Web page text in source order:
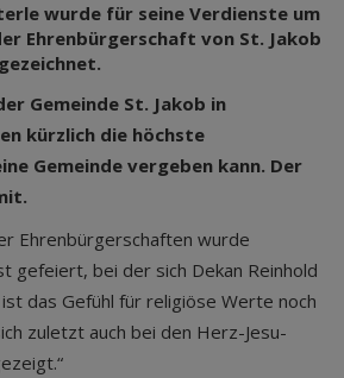
wurde für seine Verdienste um
Ehrenbürgerschaft von St. Jakob
Gemeinde St. Jakob in
kürzlich die höchste
Gemeinde vergeben kann. Der
Ehrenbürgerschaften wurde
gefeiert, bei der sich Dekan Reinhold
das Gefühl für religiöse Werte noch
zuletzt auch bei den Herz-Jesu-